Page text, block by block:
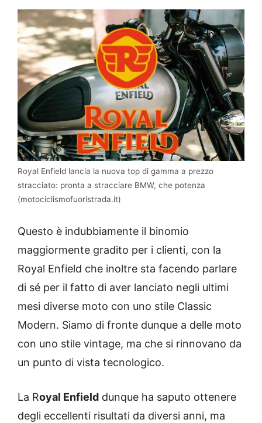
Royal Enfield lancia la nuova top di gamma a prezzo
stracciato: pronta a stracciare BMW, che potenza
(motociclismofuoristrada.it)
Questo è indubbiamente il binomio
maggiormente gradito per i clienti, con la
Royal Enfield che inoltre sta facendo parlare
di sé per il fatto di aver lanciato negli ultimi
mesi diverse moto con uno stile Classic
Modern. Siamo di fronte dunque a delle moto
con uno stile vintage, ma che si rinnovano da
un punto di vista tecnologico.
La Royal Enfield dunque ha saputo ottenere
degli eccellenti risultati da diversi anni, ma